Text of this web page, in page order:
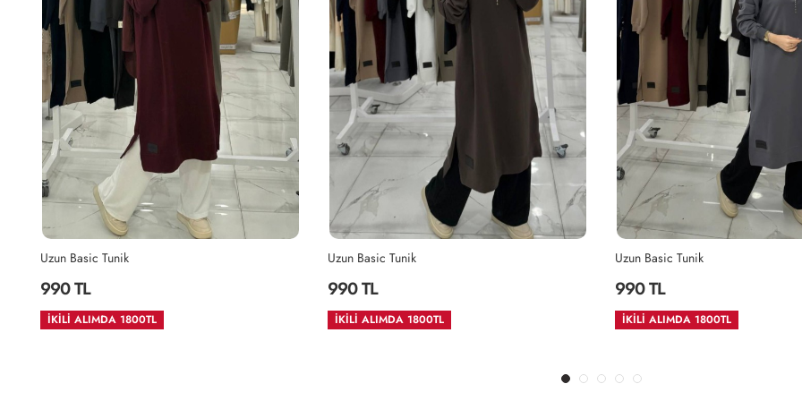
Uzun Basic Tunik
990 TL
İKİLİ ALIMDA 1800TL
Uzun Basic Tunik
990 TL
İKİLİ ALIMDA 1800TL
Uzun Basic Tunik
990 TL
İKİLİ ALIMDA 1800TL